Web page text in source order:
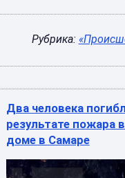
Рубрика:
Два человека
результате пожара
доме в Самаре